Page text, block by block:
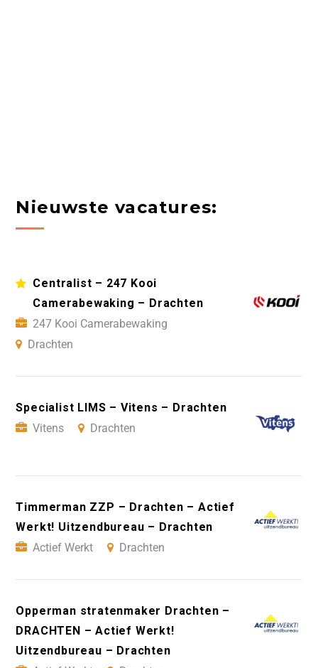
Nieuwste vacatures:
Centralist – 247 Kooi
Camerabewaking – Drachten
247 Kooi Camerabewaking
Drachten
Specialist LIMS – Vitens – Drachten
Vitens
Drachten
Timmerman ZZP – Drachten – Actief
Werkt! Uitzendbureau – Drachten
Actief Werkt
Drachten
Opperman stratenmaker Drachten –
DRACHTEN – Actief Werkt!
Uitzendbureau – Drachten